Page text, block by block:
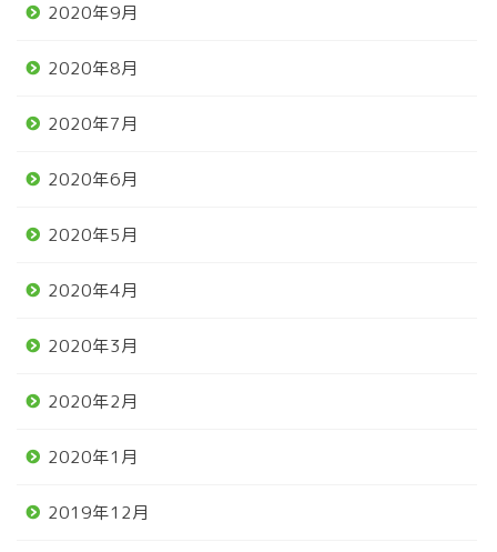
2020年9月
2020年8月
2020年7月
2020年6月
2020年5月
2020年4月
2020年3月
2020年2月
2020年1月
2019年12月